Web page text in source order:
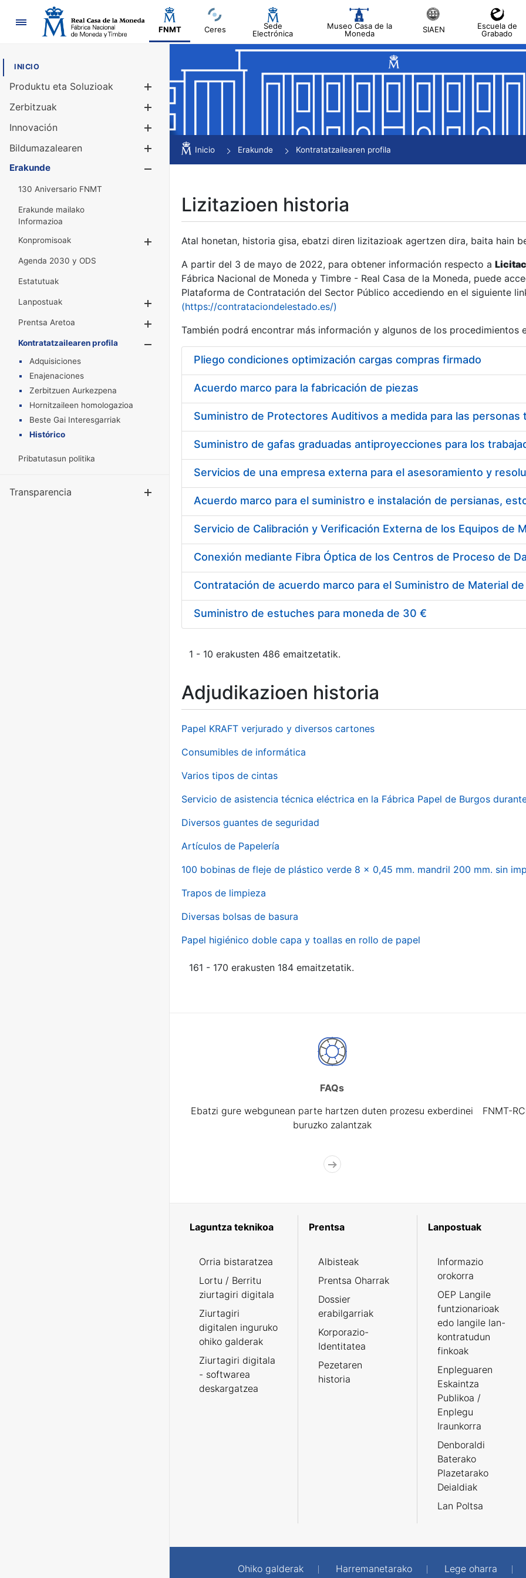
Nabigazioa
FNMT Ceres
Sede
Electrónica
Museo Casa de la
Moneda
SIAEN
Escuela de
Grabado
INICIO
Produktu eta Soluzioak
Erakutsi/Ezkutatu
Zerbitzuak
Innovación
Bildumazalearen
Erakutsi/Ezkutatu
Erakunde
130 Aniversario FNMT
Erakunde mailako
Informazioa
Konpromisoak
Erakutsi/Ezkutatu
Agenda 2030 y ODS
Estatutuak
Lanpostuak
Erakutsi/Ezkutatu
Prentsa Aretoa
Erakutsi/Ezkutatu
Kontratatzailearen profila
Erakutsi/Ezkutatu
Adquisiciones
Enajenaciones
Zerbitzuen Aurkezpena
Hornitzaileen homologazioa
Beste Gai Interesgarriak
Histórico
Pribatutasun politika
Transparencia Erakutsi/Ezkutatu
Inicio Erakunde Kontratatzailearen profila
Lizitazioen historia
Atal honetan, historia gisa, ebatzi diren lizitazioak agertzen dira, baita hain
A partir del 3 de mayo de 2022, para obtener información respecto a
Fábrica Nacional de Moneda y Timbre - Real Casa de la Moneda, puede
Plataforma de Contratación del Sector Público accediendo en el siguiente
(https://contrataciondelestado.es/)
También podrá encontrar más información y algunos de los procedimientos
Pliego condiciones optimización cargas compras firmado
Acuerdo marco para la fabricación de piezas
Acuerdo marco para el suministro e instalación de persianas,
Suministro de estuches para moneda de 30 €
1 - 10 erakusten 486 emaitzetatik.
Adjudikazioen historia
Papel KRAFT verjurado y diversos cartones
Consumibles de informática
Varios tipos de cintas
Servicio de asistencia técnica eléctrica en la Fábrica Papel de Burgos
Diversos guantes de seguridad
Artículos de Papelería
100 bobinas de fleje de plástico verde 8 x 0,45 mm. mandril 200 mm. sin
Trapos de limpieza
Diversas bolsas de basura
Papel higiénico doble capa y toallas en rollo de papel
161 - 170 erakusten 184 emaitzetatik.
FAQs
Ebatzi gure webgunean parte hartzen duten prozesu exberdinei
buruzko zalantzak
FNMT-
Laguntza teknikoa
Orria bistaratzea
Lortu / Berritu
ziurtagiri digitala
Ziurtagiri
digitalen inguruko
ohiko galderak
Ziurtagiri digitala
- softwarea
deskargatzea
Prentsa
Albisteak
Prentsa Oharrak
Dossier
erabilgarriak
Korporazio-
Identitatea
Pezetaren
historia
Lanpostuak
Informazio
orokorra
OEP Langile
funtzionarioak
edo langile lan-
kontratudun
finkoak
Enpleguaren
Eskaintza
Publikoa /
Enplegu
Iraunkorra
Denboraldi
Baterako
Plazetarako
Deialdiak
Lan Poltsa
Ohiko galderak Harremanetarako Lege oharra